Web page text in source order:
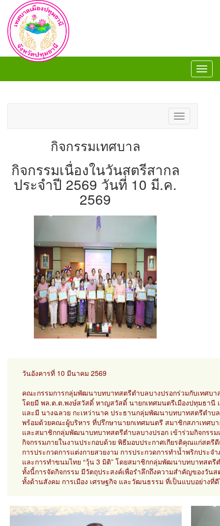
Toggle
navigation
กิจกรรมเทศบาล
กิจกรรมเนื่องในวันสตรีสากล
ประจำปี 2569 วันที่ 10 มี.ค.
2569
วันอังคารที่ 10 มีนาคม 2569
คณะกรรมการกลุ่มพัฒนาบทบาทสตรีตำบลบางปรอกร่วมกับเทศบา
โดยมี พล.ต.ต.พงษ์สวัสดิ์ หาญสวัสดิ์ นายกเทศมนตรีเมืองปทุมธานี
และมี นางฉลวย กะเหว่านาค ประธานกลุ่มพัฒนาบทบาทสตรีตำบ
พร้อมด้วยคณะผู้บริหาร ที่ปรึกษานายกเทศมนตรี สมาชิกสภาเทศบ
และสมาชิกกลุ่มพัฒนาบทบาทสตรีตำบลบางปรอก เข้าร่วมกิจกรร
กิจกรรมภายในงานประกอบด้วย พิธีมอบประกาศเกียรติคุณแก่สตรี
การประกวดการแต่งกายสวยงาม การประกวดการทำน้ำพริกประ
และการทำขนมไทย “วุ้น 3 มิติ” โดยสมาชิกกลุ่มพัฒนาบทบาทสตรี
ทั้งนี้การจัดกิจกรรม มีวัตถุประสงค์เพื่อรำลึกถึงความสำคัญของวัน
ทั้งด้านสังคม การเมือง เศรษฐกิจ และวัฒนธรรม ที่เป็นแบบอย่า